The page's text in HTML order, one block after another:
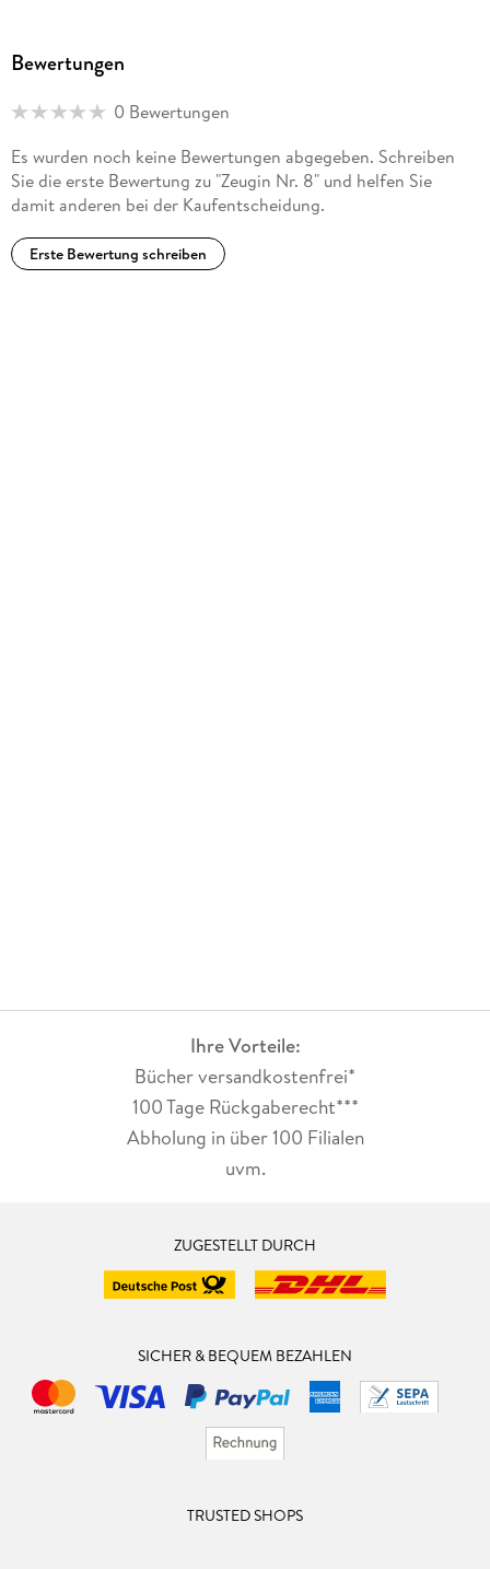
Bewertungen
0 Bewertungen
Es wurden noch keine Bewertungen abgegeben. Schreiben
Sie die erste Bewertung zu "Zeugin Nr. 8" und helfen Sie
damit anderen bei der Kaufentscheidung.
Erste Bewertung schreiben
Ihre Vorteile:
Bücher versandkostenfrei*
100 Tage Rückgaberecht***
Abholung in über 100 Filialen
uvm.
ZUGESTELLT DURCH
SICHER & BEQUEM BEZAHLEN
TRUSTED SHOPS